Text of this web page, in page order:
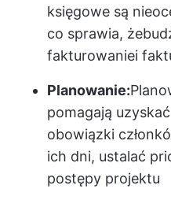
księgowe są
co sprawia, że
fakturowaniei
Planowanie:
pomagają
obowiązki
ich dni, ustalać
postępy projektu